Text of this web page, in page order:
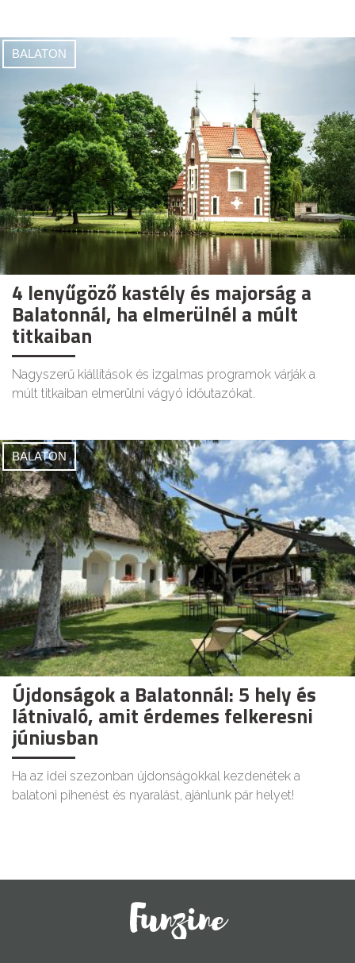
BALATON
4 lenyűgöző kastély és majorság a
Balatonnál, ha elmerülnél a múlt
titkaiban
Nagyszerű kiállítások és izgalmas programok várják a
múlt titkaiban elmerülni vágyó időutazókat.
BALATON
Újdonságok a Balatonnál: 5 hely és
látnivaló, amit érdemes felkeresni
júniusban
Ha az idei szezonban újdonságokkal kezdenétek a
balatoni pihenést és nyaralást, ajánlunk pár helyet!